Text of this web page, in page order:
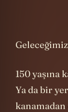
150 yaşına
Ya da bir
kanamadan